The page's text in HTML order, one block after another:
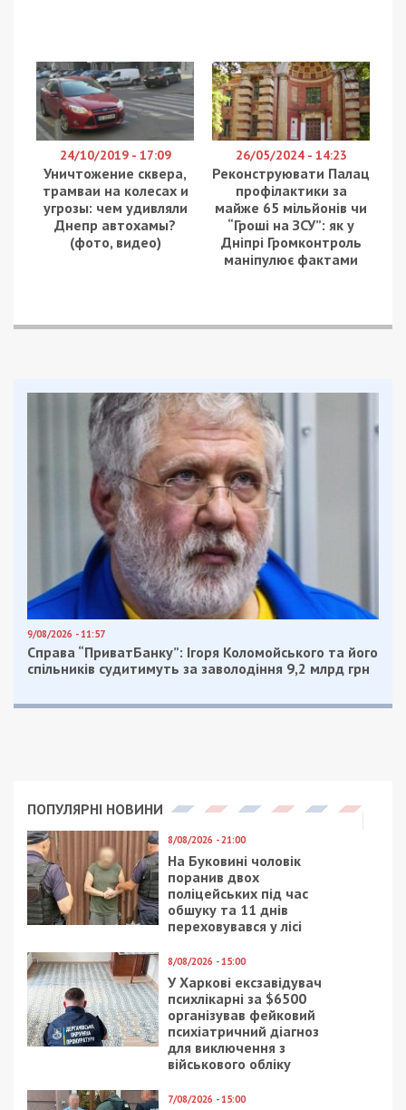
24/10/2019 - 17:09
Уничтожение сквера,
трамваи на колесах и
угрозы: чем удивляли
Днепр автохамы?
(фото, видео)
26/05/2024 - 14:23
Реконструювати Палац
профілактики за
майже 65 мільйонів чи
“Гроші на ЗСУ”: як у
Дніпрі Громконтроль
маніпулює фактами
9/08/2026 - 11:57
Справа “ПриватБанку”: Ігоря Коломойського та його
спільників судитимуть за заволодіння 9,2 млрд грн
ПОПУЛЯРНІ НОВИНИ
8/08/2026 - 21:00
На Буковині чоловік
поранив двох
поліцейських під час
обшуку та 11 днів
переховувався у лісі
8/08/2026 - 15:00
У Харкові ексзавідувач
психлікарні за $6500
організував фейковий
психіатричний діагноз
для виключення з
військового обліку
7/08/2026 - 15:00